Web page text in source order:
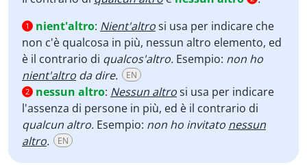
1 nient'altro: Nient'altrosi usa per indicare che
non c'è qualcosa in più, nessun altro elemento, ed
è il contrario di qualcos'altro. Esempio: non ho
nient'altro da dire. EN
2 nessun altro: Nessun altrosi usa per indicare
l'assenza di persone in più, ed è il contrario di
qualcun altro. Esempio: non ho invitato nessun
altro. EN